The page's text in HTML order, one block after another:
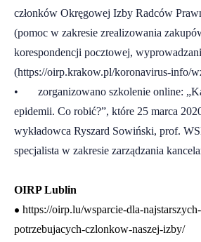
członków Okręgowej Izby Radców
(pomoc w zakresie zrealizowania
korespondencji pocztowej,
(https://oirp.krakow.pl/koronavirus-info/
• zorganizowano szkolenie online:
epidemii. Co robić?”, które 25 marca
wykładowca Ryszard Sowiński, prof.
specjalista w zakresie zarządzania
OIRP Lublin
• https://oirp.lu/wsparcie-dla-
potrzebujacych-czlonkow-naszej-izby/